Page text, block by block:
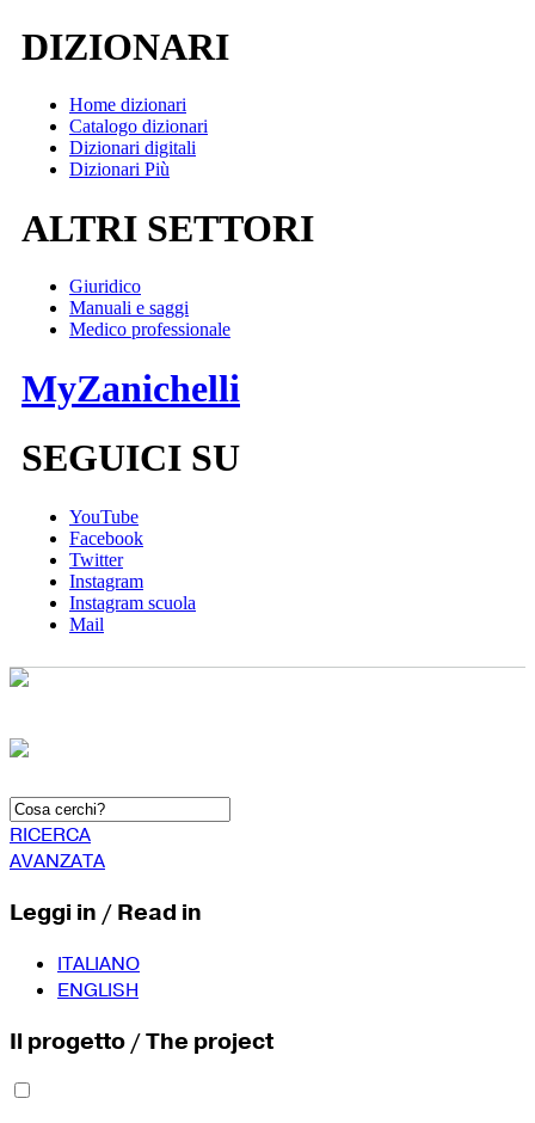
DIZIONARI
Home dizionari
Catalogo dizionari
Dizionari digitali
Dizionari Più
ALTRI SETTORI
Giuridico
Manuali e saggi
Medico professionale
MyZanichelli
SEGUICI SU
YouTube
Facebook
Twitter
Instagram
Instagram scuola
Mail
RICERCA
AVANZATA
Leggi in / Read in
ITALIANO
ENGLISH
Il progetto / The project